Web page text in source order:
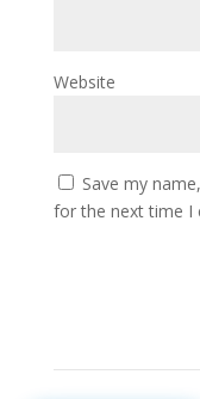
Website
Save my
for the next time I